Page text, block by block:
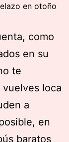
en otoño
como
en su
te
loca
a
en
baratos